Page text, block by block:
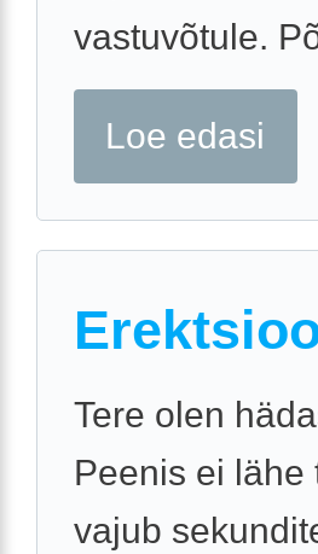
vastuvõtule.
Loe edasi
Tere olen
Peenis ei lähe
vajub